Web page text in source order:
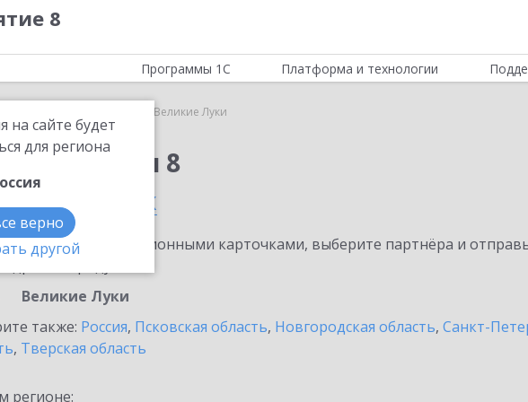
8
сайте будет
для региона
верно
другой
Программы 1С Платформа и технологии
Великие Луки
8
Луках
с информационными карточками, выберите партнёра и
Великие Луки
также: Россия, Псковская область, Новгородская область, Санкт-
, Тверская область
регионе: